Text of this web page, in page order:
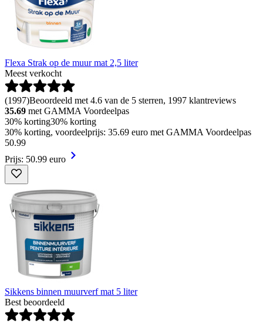
Flexa Strak op de muur mat 2,5 liter
Meest verkocht
(1997)Beoordeeld met 4.6 van de 5 sterren, 1997 klantreviews
35.69 met GAMMA Voordeelpas
30% korting30% korting
30% korting, voordeelprijs: 35.69 euro met GAMMA Voordeelpas
50.99
Prijs: 50.99 euro
Sikkens binnen muurverf mat 5 liter
Best beoordeeld